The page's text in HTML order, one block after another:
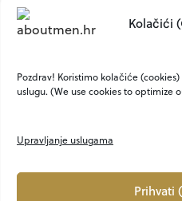
Kolačići
Pozdrav! Koristimo kolačiće
uslugu. (We use cookies to optimize
Upravljanje uslugama
Prihvati
Zašto najviše